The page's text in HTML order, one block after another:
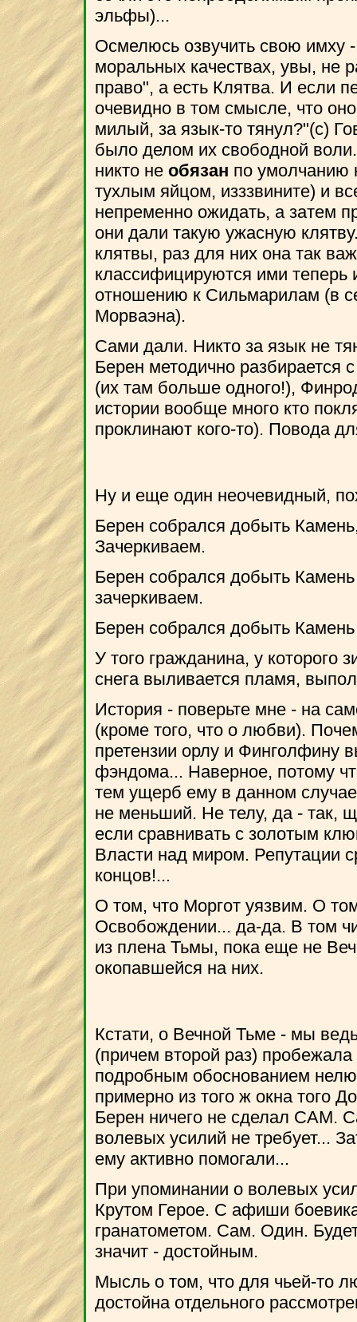
эльфы)...
Осмелюсь озвучить свою имху
моральных качествах, увы, не
право", а есть Клятва. И если
очевидно в том смысле, что
милый, за язык-то тянул?"(с)
было делом их свободной
никто не обязан по умолчанию
тухлым яйцом, изззвините) и
непременно ожидать, а затем
они дали такую ужасную
клятвы, раз для них она так
классифицируются ими теперь
отношению к Сильмарилам (в
Морваэна).
Сами дали. Никто за язык не
Берен методично разбирается
(их там больше одного!),
истории вообще много кто
проклинают кого-то). Повода
Ну и еще один неочевидный,
Берен собрался добыть
Зачеркиваем.
Берен собрался добыть
зачеркиваем.
Берен собрался добыть
У того гражданина, у которого
снега выливается пламя,
История - поверьте мне - на
(кроме того, что о любви).
претензии орлу и Финголфину
фэндома... Наверное, потому
тем ущерб ему в данном
не меньший. Не телу, да - так,
если сравнивать с золотым
Власти над миром. Репутации
концов!...
О том, что Моргот уязвим. О
Освобождении... да-да. В том
из плена Тьмы, пока еще не
окопавшейся на них.
Кстати, о Вечной Тьме - мы
(причем второй раз)
подробным обоснованием
примерно из того ж окна того
Берен ничего не сделал САМ.
волевых усилий не требует...
ему активно помогали...
При упоминании о волевых
Крутом Герое. С афиши
гранатометом. Сам. Один.
значит - достойным.
Мысль о том, что для чьей-то
достойна отдельного